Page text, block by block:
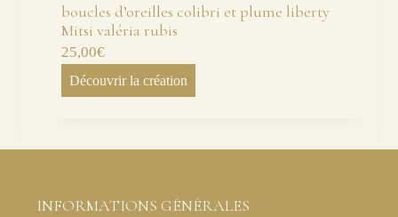
boucles d’oreilles colibri et plume liberty
Mitsi valéria rubis
25,00€
Découvrir la création
INFORMATIONS GÉNÉRALES